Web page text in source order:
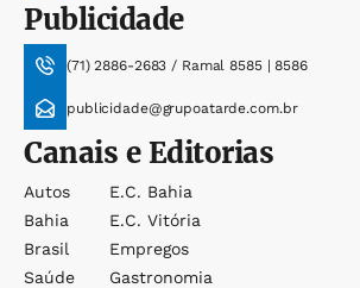
Publicidade
(71) 2886-2683 / Ramal 8585 | 8586
publicidade@grupoatarde.com.br
Canais e Editorias
Autos
Bahia
Brasil
Saúde
E.c. Bahia
E.c. Vitória
Empregos
Gastronomia